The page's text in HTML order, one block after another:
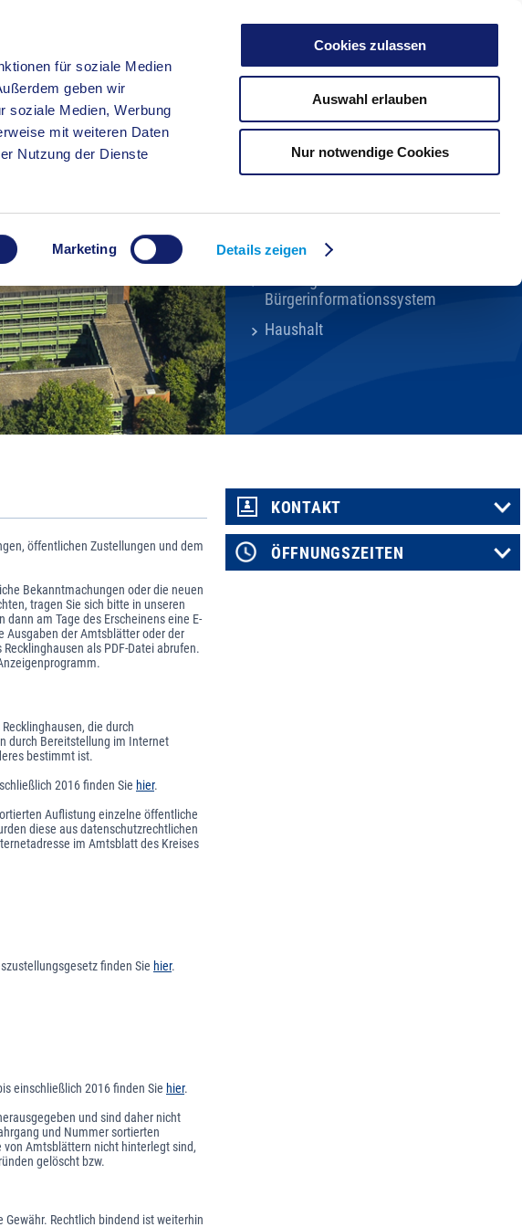
für soziale Medien
geben wir
soziale Medien, Werbung
mit weiteren Daten
Nutzung der Dienste
Marketing Details zeigen
Cookies zulassen
Auswahl erlauben
Nur notwendige Cookies
BILDUNG
Kreisverwaltung A-Z
Ortsrecht
Bürgerinformationssystem
Haushalt
öffentlichen Zustellungen und dem
Bekanntmachungen oder die neuen
tragen Sie sich bitte in unseren
am Tage des Erscheinens eine E-
Ausgaben der Amtsblätter oder der
als PDF-Datei abrufen.
die durch
durch Bereitstellung im Internet
bestimmt ist.
2016 finden Sie hier.
Auflistung einzelne öffentliche
diese aus datenschutzrechtlichen
im Amtsblatt des Kreises
finden Sie hier.
einschließlich 2016 finden Sie hier.
und sind daher nicht
und Nummer sortierten
Amtsblättern nicht hinterlegt sind,
gelöscht bzw.
Rechtlich bindend ist weiterhin
KONTAKT
ÖFFNUNGSZEITEN